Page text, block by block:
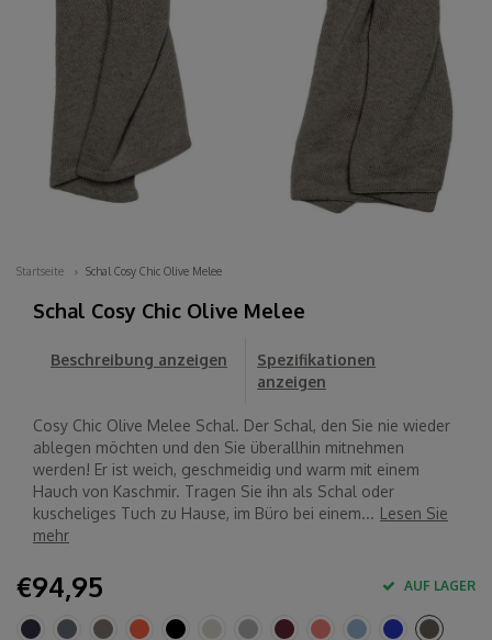
Startseite Schal Cosy Chic Olive Melee
Schal Cosy Chic Olive Melee
Beschreibung anzeigen
Spezifikationen
anzeigen
Cosy Chic Olive Melee Schal. Der Schal, den Sie nie wieder
ablegen möchten und den Sie überallhin mitnehmen
werden! Er ist weich, geschmeidig und warm mit einem
Hauch von Kaschmir. Tragen Sie ihn als Schal oder
kuscheliges Tuch zu Hause, im Büro bei einem... Lesen Sie
mehr
€94,95 AUF LAGER